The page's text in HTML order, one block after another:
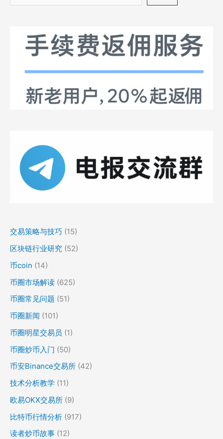
索
交易策略与技巧 (15)
区块链行业研究 (52)
币coin (14)
币圈市场解读 (625)
币圈常见问题 (51)
币圈新闻 (101)
币圈明星交易员 (1)
币圈炒币入门 (50)
币安Binance交易所 (42)
技术分析教学 (11)
欧易OKX交易所 (9)
比特币行情分析 (917)
读者炒币故事 (12)